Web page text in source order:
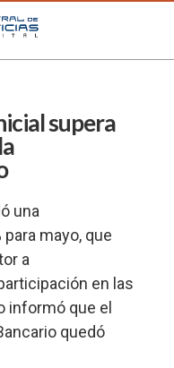
supera
una
mayo, que
a
en las
informó que el
quedó